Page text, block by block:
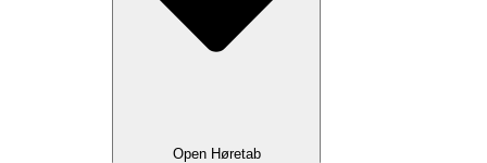
Open Høretab